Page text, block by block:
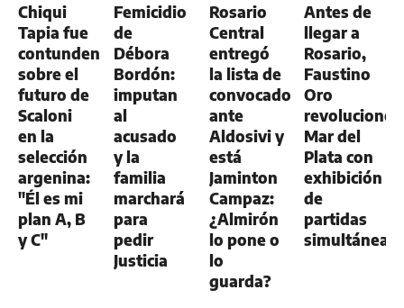
Chiqui
Tapia fue
contundente
sobre el
futuro de
Scaloni
en la
selección
argenina:
"Él es mi
plan A, B
y C"
Femicidio
de
Débora
Bordón:
imputan
al
acusado
y la
familia
marchará
para
pedir
Justicia
Rosario
Central
entregó
la lista de
convocados
ante
Aldosivi y
está
Jaminton
Campaz:
¿Almirón
lo pone o
lo
guarda?
Antes de
llegar a
Rosario,
Faustino
Oro
revolucionó
Mar del
Plata con
exhibición
de
partidas
simultáneas